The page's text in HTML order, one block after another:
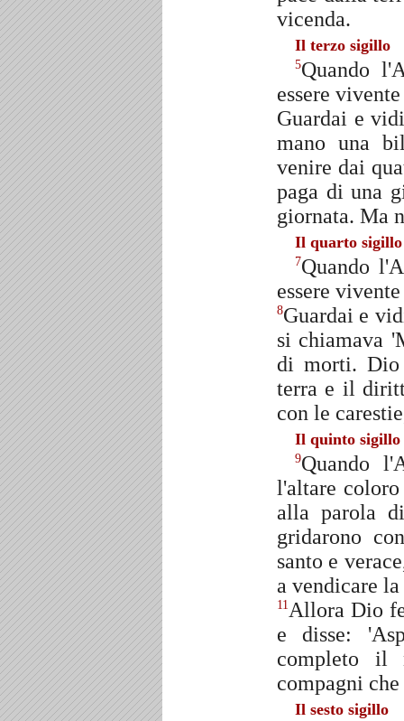
vicenda.
Il terzo sigillo
5Quando
essere
Guardai e
mano una
venire dai
paga di una
giornata. Ma
Il quarto sigillo
7Quando
essere
8Guardai e
si chiamava
di morti. Dio
terra e il
con le
Il quinto sigillo
9Quando
l'altare
alla parola
gridarono
santo e
a vendicare
11 Allora Dio
e disse:
completo il
compagni
Il sesto sigillo